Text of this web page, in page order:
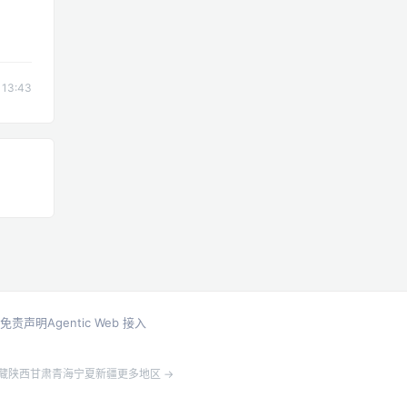
免责声明Agentic Web 接入
陕西甘肃青海宁夏新疆更多地区 →